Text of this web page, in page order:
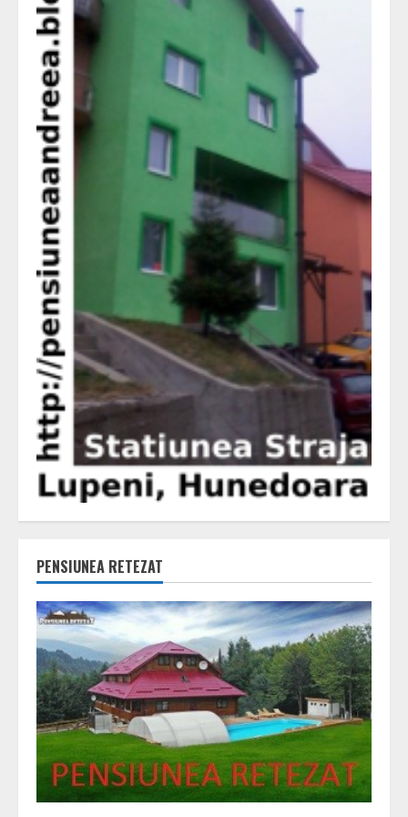
PENSIUNEA RETEZAT